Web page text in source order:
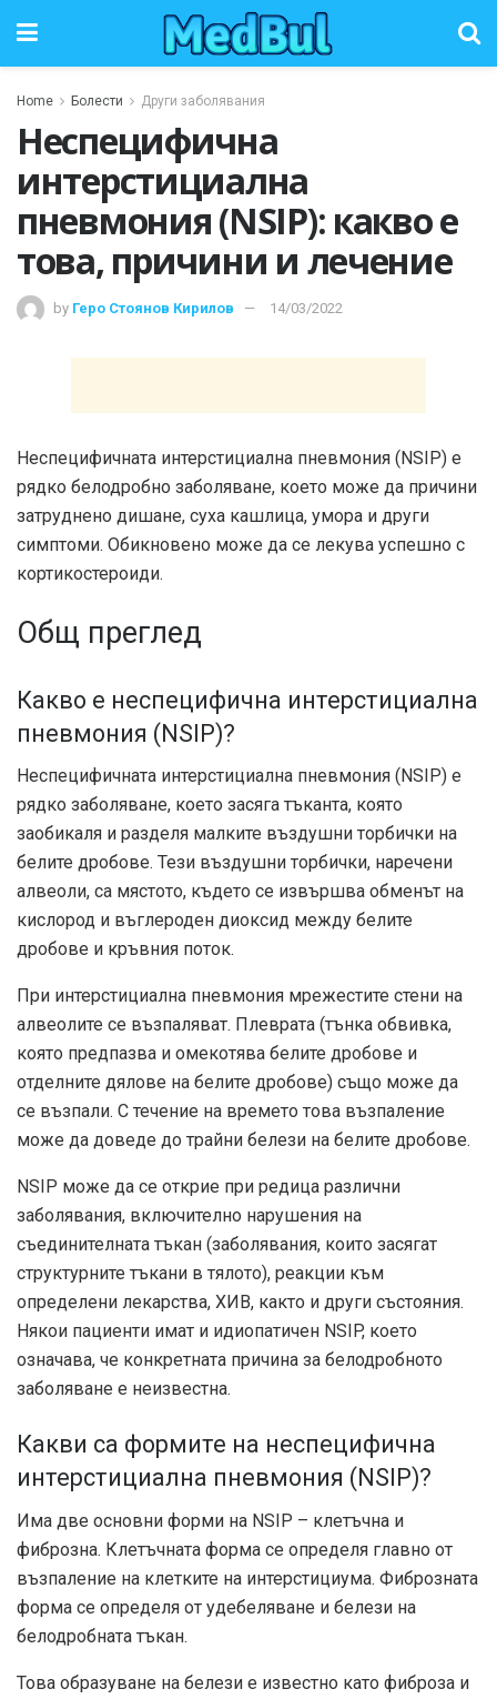
Home Болести Други заболявания
Неспецифична
интерстициална
пневмония (NSIP): какво е
това, причини и лечение
by Геро Стоянов Кирилов 14/03/2022
Неспецифичната интерстициална пневмония (NSIP) е
рядко белодробно заболяване, което може да причини
затруднено дишане, суха кашлица, умора и други
симптоми. Обикновено може да се лекува успешно с
кортикостероиди.
Общ преглед
Какво е неспецифична интерстициална
пневмония (NSIP)?
Неспецифичната интерстициална пневмония (NSIP) е
рядко заболяване, което засяга тъканта, която
заобикаля и разделя малките въздушни торбички на
белите дробове. Тези въздушни торбички, наречени
алвеоли, са мястото, където се извършва обменът на
кислород и въглероден диоксид между белите
дробове и кръвния поток.
При интерстициална пневмония мрежестите стени на
алвеолите се възпаляват. Плеврата (тънка обвивка,
която предпазва и омекотява белите дробове и
отделните дялове на белите дробове) също може да
се възпали. С течение на времето това възпаление
може да доведе до трайни белези на белите дробове.
NSIP може да се открие при редица различни
заболявания, включително нарушения на
съединителната тъкан (заболявания, които засягат
структурните тъкани в тялото), реакции към
определени лекарства, ХИВ, както и други състояния.
Някои пациенти имат и идиопатичен NSIP, което
означава, че конкретната причина за белодробното
заболяване е неизвестна.
Какви са формите на неспецифична
интерстициална пневмония (NSIP)?
Има две основни форми на NSIP – клетъчна и
фиброзна. Клетъчната форма се определя главно от
възпаление на клетките на интерстициума. Фиброзната
форма се определя от удебеляване и белези на
белодробната тъкан.
Това образуване на белези е известно като фиброза и